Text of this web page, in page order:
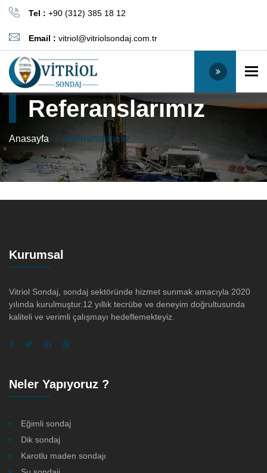
Tel : +90 (312) 385 18 12
Email : vitriol@vitriolsondaj.com.tr
Referanslarımız
Anasayfa Referanslarımız
Kurumsal
Vitriol Sondaj, sondaj sektöründe hizmet sunmak amacıyla 2020
yılında kurulmuştur.12 yıllık tecrübe ve deneyim doğrultusunda
kaliteli ve verimli çalışmayı hedeflemekteyiz.
Neler Yapıyoruz ?
Eğimli sondaj
Dik sondaj
Karotlu maden sondajı